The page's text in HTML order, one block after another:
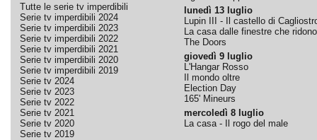
Tutte le serie tv imperdibili
Serie tv imperdibili 2024
Serie tv imperdibili 2023
Serie tv imperdibili 2022
Serie tv imperdibili 2021
Serie tv imperdibili 2020
Serie tv imperdibili 2019
Serie tv 2024
Serie tv 2023
Serie tv 2022
Serie tv 2021
Serie tv 2020
Serie tv 2019
lunedì 13 luglio
Lupin III - Il castello di
La casa dalle finestre che ridono
The Doors
giovedì 9 luglio
L'Hangar Rosso
Il mondo oltre
Election Day
165' Mineurs
mercoledì 8 luglio
La casa - Il rogo del male